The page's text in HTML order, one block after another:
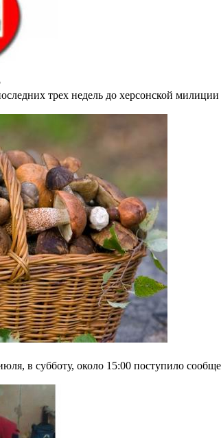
трех недель до херсонской
в субботу, около 15:00 поступило